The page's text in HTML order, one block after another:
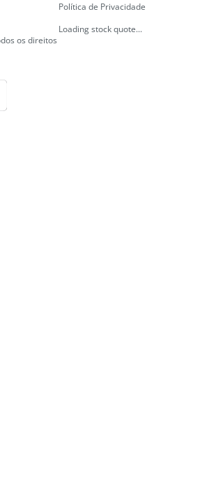
os direitos
Política de Privacidade
Loading stock quote...